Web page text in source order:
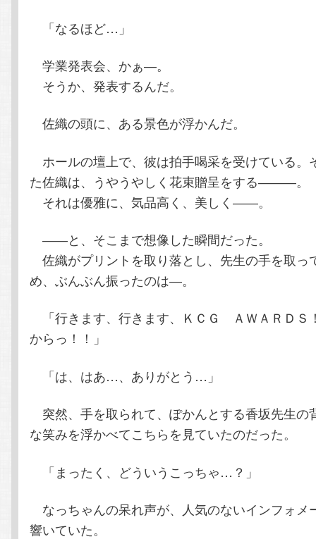
「なるほど…」
学業発表会、かぁ―。
そうか、発表するんだ。
佐織の頭に、ある景色が浮かんだ。
ホールの壇上で、彼は拍手喝采を受けている。
た佐織は、うやうやしく花束贈呈をする―――。
それは優雅に、気品高く、美しく――。
――と、そこまで想像した瞬間だった。
佐織がプリントを取り落とし、先生の手を取っ
め、ぶんぶん振ったのは―。
「行きます、行きます、ＫＣＧ ＡＷＡＲＤ
からっ！！」
「は、はあ…、ありがとう…」
突然、手を取られて、ぽかんとする香坂先生の
な笑みを浮かべてこちらを見ていたのだった。
「まったく、どういうこっちゃ…？」
なっちゃんの呆れ声が、人気のないインフォメ
響いていた。